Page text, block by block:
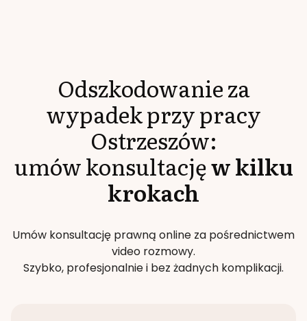
Odszkodowanie za
wypadek przy pracy
Ostrzeszów:
umów konsultacjęw kilku
krokach
Umów konsultację prawną online za pośrednictwem
video rozmowy.
Szybko, profesjonalnie i bez żadnych komplikacji.